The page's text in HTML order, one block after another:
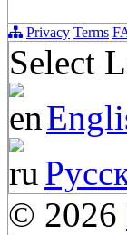
Privacy Terms
Select
© 2026